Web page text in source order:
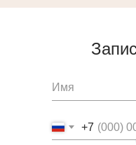
стоимости
стоимости
+7